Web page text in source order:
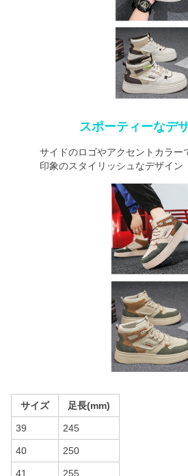
スポーティーなデ
サイドのロゴやアクセントカラー
印象のスタイリッシュなデザイン
サイズ 足長(mm)
39 245
40 250
41 255